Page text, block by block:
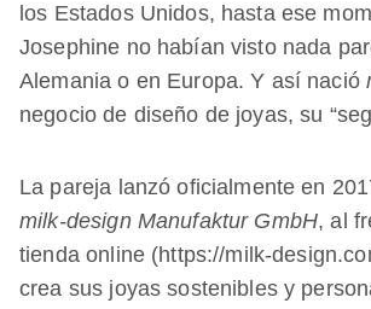
los Estados Unidos, hasta ese
Josephine no habían visto nada
Alemania o en Europa. Y así nació
negocio de diseño de joyas, su
La pareja lanzó oficialmente en
milk-design Manufaktur GmbH, al
tienda online (https://milk-
crea sus joyas sostenibles y